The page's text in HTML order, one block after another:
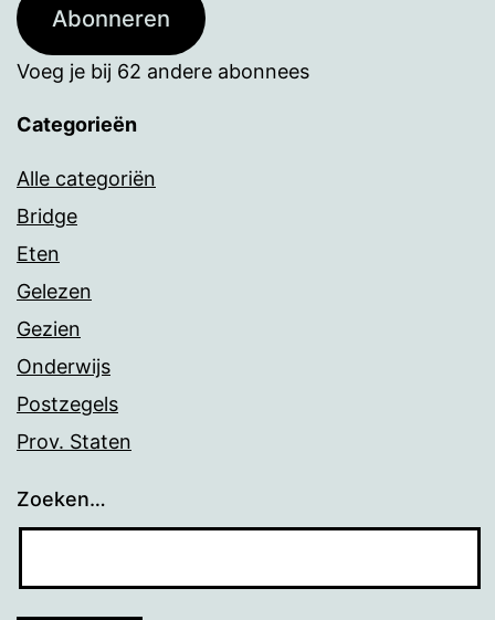
Abonneren
Voeg je bij 62 andere abonnees
Categorieën
Alle categoriën
Bridge
Eten
Gelezen
Gezien
Onderwijs
Postzegels
Prov. Staten
Zoeken…